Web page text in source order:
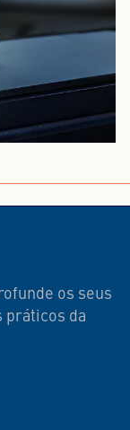
os seus
práticos da